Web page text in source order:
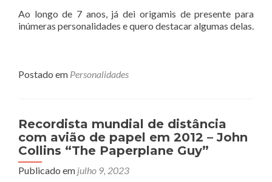
Ao longo de 7 anos, já dei origamis de presente para
inúmeras personalidades e quero destacar algumas delas.
Postado em Personalidades
Recordista mundial de distância
com avião de papel em 2012 – John
Collins “The Paperplane Guy”
Publicado em julho 9, 2023